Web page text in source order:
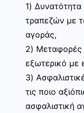
1)
τραπεζών με
αγοράς,
2) Μεταφορές
εξωτερικό με
3)
τις ποιο
ασφαλιστική